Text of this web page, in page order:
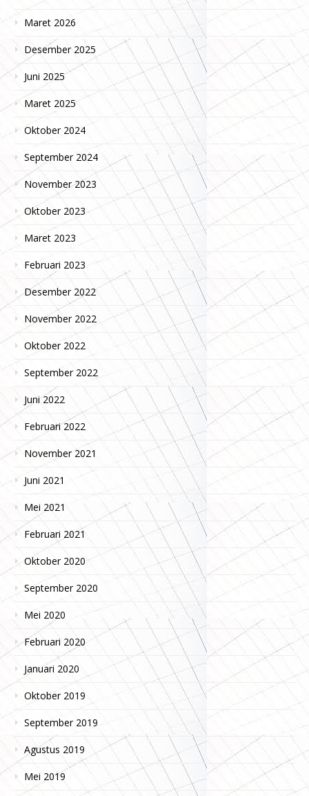
Maret 2026
Desember 2025
Juni 2025
Maret 2025
Oktober 2024
September 2024
November 2023
Oktober 2023
Maret 2023
Februari 2023
Desember 2022
November 2022
Oktober 2022
September 2022
Juni 2022
Februari 2022
November 2021
Juni 2021
Mei 2021
Februari 2021
Oktober 2020
September 2020
Mei 2020
Februari 2020
Januari 2020
Oktober 2019
September 2019
Agustus 2019
Mei 2019